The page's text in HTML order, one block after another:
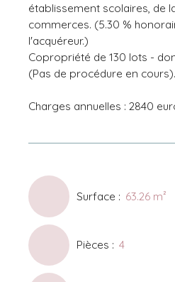
établissement scolaires, de
commerces. (5.30 %
l'acquéreur.)
Copropriété de 130 lots -
(Pas de procédure en cours).
Charges annuelles : 2840
Surface : 63.26 m²
Pièces : 4